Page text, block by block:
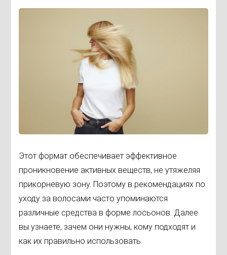
Этот формат обеспечивает эффективное
проникновение активных веществ, не утяжеляя
прикорневую зону. Поэтому в рекомендациях по
уходу за волосами часто упоминаются
различные средства в форме лосьонов. Далее
вы узнаете, зачем они нужны, кому подходят и
как их правильно использовать.